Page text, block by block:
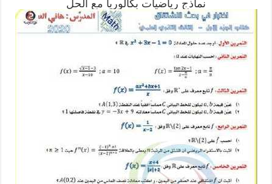
نماذج رياضيات بكالوريا مع الحل